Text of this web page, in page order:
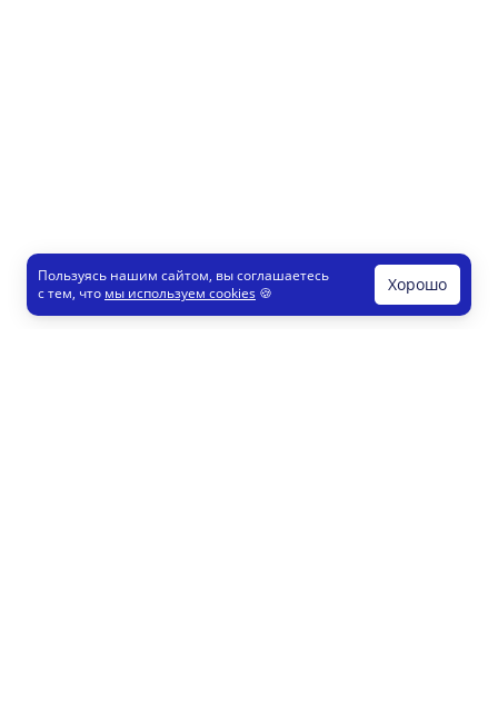
Пользуясь нашим сайтом, вы соглашаетесь
с тем, что мы используем cookies 🍪 Хорошо